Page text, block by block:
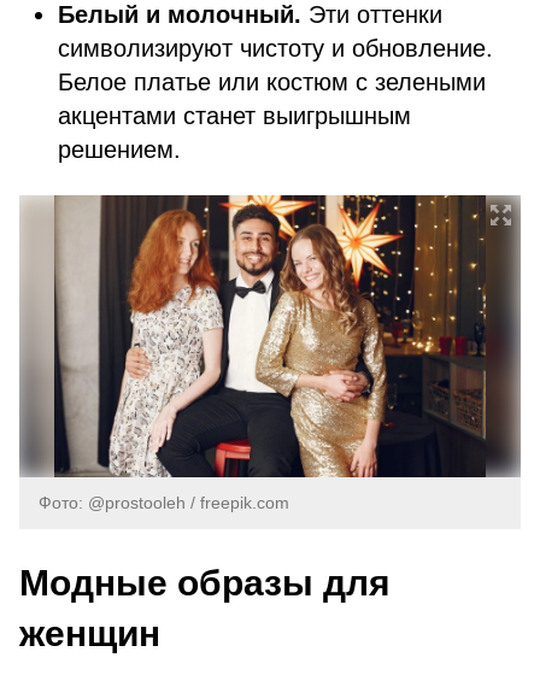
Белый и молочный. Эти оттенки
символизируют чистоту и обновление.
Белое платье или костюм с зелеными
акцентами станет выигрышным
решением.
Фото: @prostooleh / freepik.com
Модные образы для
женщин